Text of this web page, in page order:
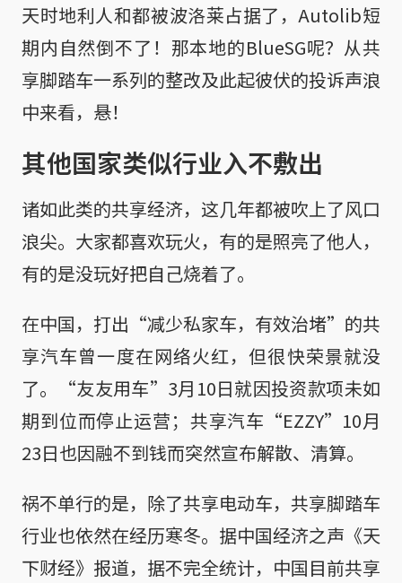
天时地利人和都被波洛莱占据了，Autolib短
期内自然倒不了！那本地的BlueSG呢？从共
享脚踏车一系列的整改及此起彼伏的投诉声浪
中来看，悬！
其他国家类似行业入不敷出
诸如此类的共享经济，这几年都被吹上了风口
浪尖。大家都喜欢玩火，有的是照亮了他人，
有的是没玩好把自己烧着了。
在中国，打出“减少私家车，有效治堵”的共
享汽车曾一度在网络火红，但很快荣景就没
了。“友友用车”3月10日就因投资款项未如
期到位而停止运营；共享汽车“EZZY”10月
23日也因融不到钱而突然宣布解散、清算。
祸不单行的是，除了共享电动车，共享脚踏车
行业也依然在经历寒冬。据中国经济之声《天
下财经》报道，据不完全统计，中国目前共享